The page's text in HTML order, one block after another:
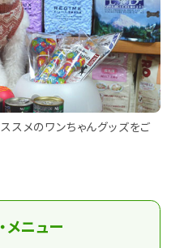
スメのワンちゃんグッズをご
メニュー